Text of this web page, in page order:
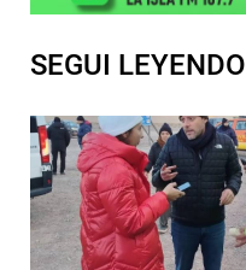
SEGUI LEYENDO